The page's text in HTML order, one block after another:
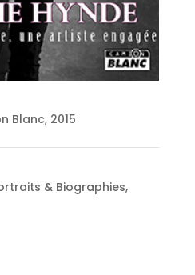
Blanc, 2015
& Biographies,